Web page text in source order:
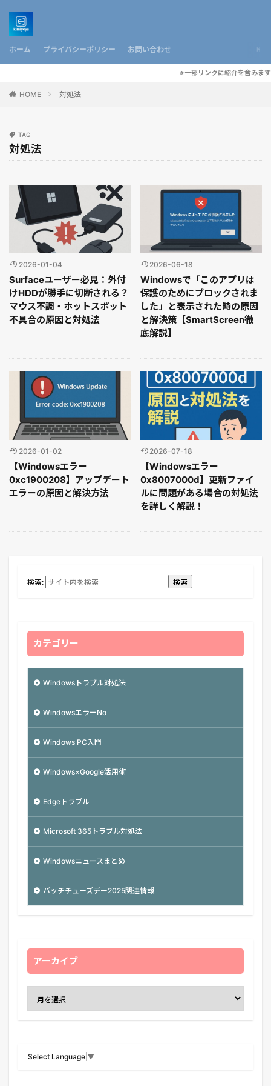
ホーム プライバシーポリシー お問い合わせ
※一部リンクに紹介を含みます
HOME 対処法
TAG
対処法
2026-01-04
Surfaceユーザー必見：外付
けHDDが勝手に切断される？
マウス不調・ホットスポット
不具合の原因と対処法
2026-06-18
Windowsで「このアプリは
保護のためにブロックされま
した」と表示された時の原因
と解決策【SmartScreen徹
底解説】
2026-01-02
【Windowsエラー
0xc1900208】アップデート
エラーの原因と解決方法
2026-07-18
【Windowsエラー
0x8007000d】更新ファイ
ルに問題がある場合の対処法
を詳しく解説！
検索: 検索
カテゴリー
Windowsトラブル対処法
WindowsエラーNo
Windows PC入門
Windows×Google活用術
Edgeトラブル
Microsoft 365トラブル対処法
Windowsニュースまとめ
バッチチューズデー2025関連情報
アーカイブ
Select Language ▼